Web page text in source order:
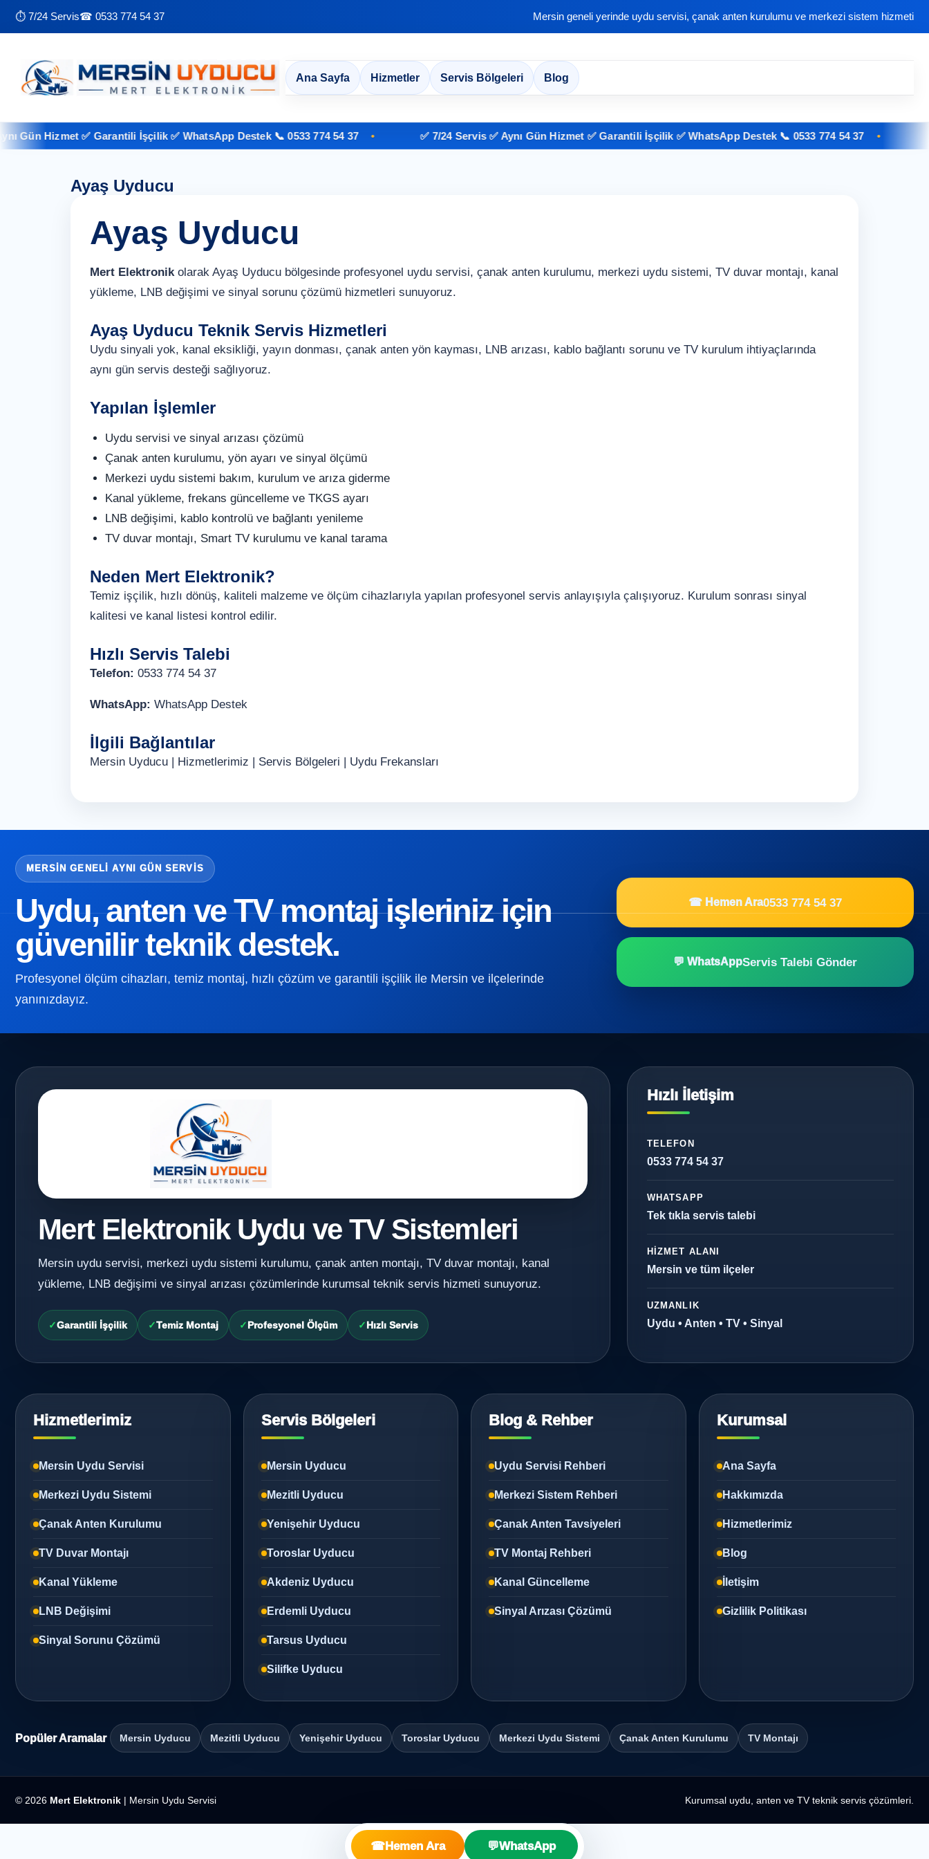
⏱ 7/24 Servis☎ 0533 774 54 37 Mersin geneli yerinde uydu servisi, çanak anten kurulumu ve merkezi sistem hizmeti
Ana Sayfa Hizmetler Servis Bölgeleri Blog
Hizmet ✅ Garantili İşçilik ✅ WhatsApp Destek 📞 0533 774 54 37 ✅ 7/24 Servis ✅ Aynı Gün Hizmet ✅ Garantili İşçilik ✅ WhatsApp Destek 📞 0533 774 54 37
Ayaş Uyducu
Ayaş Uyducu
Mert Elektronikolarak Ayaş Uyducu bölgesinde profesyonel uydu servisi, çanak anten kurulumu, merkezi uydu sistemi, TV duvar montajı, kanal
yükleme, LNB değişimi ve sinyal sorunu çözümü hizmetleri sunuyoruz.
Ayaş Uyducu Teknik Servis Hizmetleri
Uydu sinyali yok, kanal eksikliği, yayın donması, çanak anten yön kayması, LNB arızası, kablo bağlantı sorunu ve TV kurulum ihtiyaçlarında
aynı gün servis desteği sağlıyoruz.
Yapılan İşlemler
Uydu servisi ve sinyal arızası çözümü
Çanak anten kurulumu, yön ayarı ve sinyal ölçümü
Merkezi uydu sistemi bakım, kurulum ve arıza giderme
Kanal yükleme, frekans güncelleme ve TKGS ayarı
LNB değişimi, kablo kontrolü ve bağlantı yenileme
TV duvar montajı, Smart TV kurulumu ve kanal tarama
Neden Mert Elektronik?
Temiz işçilik, hızlı dönüş, kaliteli malzeme ve ölçüm cihazlarıyla yapılan profesyonel servis anlayışıyla çalışıyoruz. Kurulum sonrası sinyal
kalitesi ve kanal listesi kontrol edilir.
Hızlı Servis Talebi
Telefon: 0533 774 54 37
WhatsApp: WhatsApp Destek
İlgili Bağlantılar
Mersin Uyducu | Hizmetlerimiz | Servis Bölgeleri | Uydu Frekansları
MERSIN GENELI AYNI GÜN SERVIS
Uydu, anten ve TV montaj işleriniz için
güvenilir teknik destek.
Profesyonel ölçüm cihazları, temiz montaj, hızlı çözüm ve garantili işçilik ile Mersin ve ilçelerinde
yanınızdayız.
☎ Hemen Ara0533 774 54 37
💬 WhatsAppServis Talebi Gönder
Mert Elektronik Uydu ve TV Sistemleri
Mersin uydu servisi, merkezi uydu sistemi kurulumu, çanak anten montajı, TV duvar montajı, kanal
yükleme, LNB değişimi ve sinyal arızası çözümlerinde kurumsal teknik servis hizmeti sunuyoruz.
Garantili İşçilik Temiz Montaj Profesyonel Ölçüm Hızlı Servis
Hızlı İletişim
TELEFON
0533 774 54 37
WHATSAPP
Tek tıkla servis talebi
HIZMET ALANI
Mersin ve tüm ilçeler
UZMANLIK
Uydu • Anten • TV • Sinyal
Hizmetlerimiz
Mersin Uydu Servisi
Merkezi Uydu Sistemi
Çanak Anten Kurulumu
TV Duvar Montajı
Kanal Yükleme
LNB Değişimi
Sinyal Sorunu Çözümü
Servis Bölgeleri
Mersin Uyducu
Mezitli Uyducu
Yenişehir Uyducu
Toroslar Uyducu
Akdeniz Uyducu
Erdemli Uyducu
Tarsus Uyducu
Silifke Uyducu
Blog & Rehber
Uydu Servisi Rehberi
Merkezi Sistem Rehberi
Çanak Anten Tavsiyeleri
TV Montaj Rehberi
Kanal Güncelleme
Sinyal Arızası Çözümü
Kurumsal
Ana Sayfa
Hakkımızda
Hizmetlerimiz
Blog
İletişim
Gizlilik Politikası
Popüler Aramalar Mersin Uyducu Mezitli Uyducu Yenişehir Uyducu Toroslar Uyducu Merkezi Uydu Sistemi Çanak Anten Kurulumu TV Montajı
© 2026 Mert Elektronik | Mersin Uydu Servisi Kurumsal uydu, anten ve TV teknik servis çözümleri.
☎Hemen Ara 💬WhatsApp